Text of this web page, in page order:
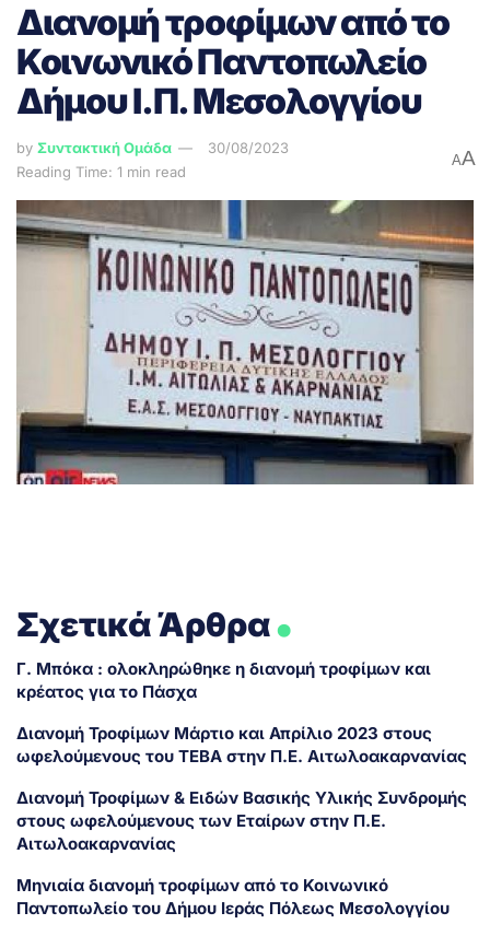
Διανομή τροφίμων από το
Κοινωνικό Παντοπωλείο
Δήμου Ι.Π. Μεσολογγίου
by Συντακτική Ομάδα
30/08/2023
Reading Time: 1 min read
AA
Σχετικά Άρθρα.
Γ. Μπόκα : ολοκληρώθηκε η διανομή τροφίμων και
κρέατος για το Πάσχα
Διανομή Τροφίμων Μάρτιο και Απρίλιο 2023 στους
ωφελούμενους του ΤΕΒΑ στην Π.Ε. Αιτωλοακαρνανίας
Διανομή Τροφίμων & Ειδών Βασικής Υλικής Συνδρομής
στους ωφελούμενους των Εταίρων στην Π.Ε.
Αιτωλοακαρνανίας
Μηνιαία διανομή τροφίμων από το Κοινωνικό
Παντοπωλείο του Δήμου Ιεράς Πόλεως Μεσολογγίου